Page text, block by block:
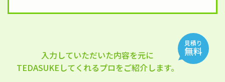
見積り
無料
入力していただいた内容を元に
TEDASUKEしてくれるプロをご紹介します。